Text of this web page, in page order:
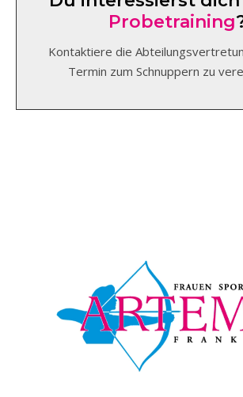
Probetraining
Kontaktiere die
Termin zum Schnuppern zu